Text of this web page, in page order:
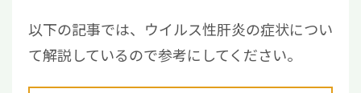
以下の記事では、ウイルス性肝炎の症状につい
て解説しているので参考にしてください。